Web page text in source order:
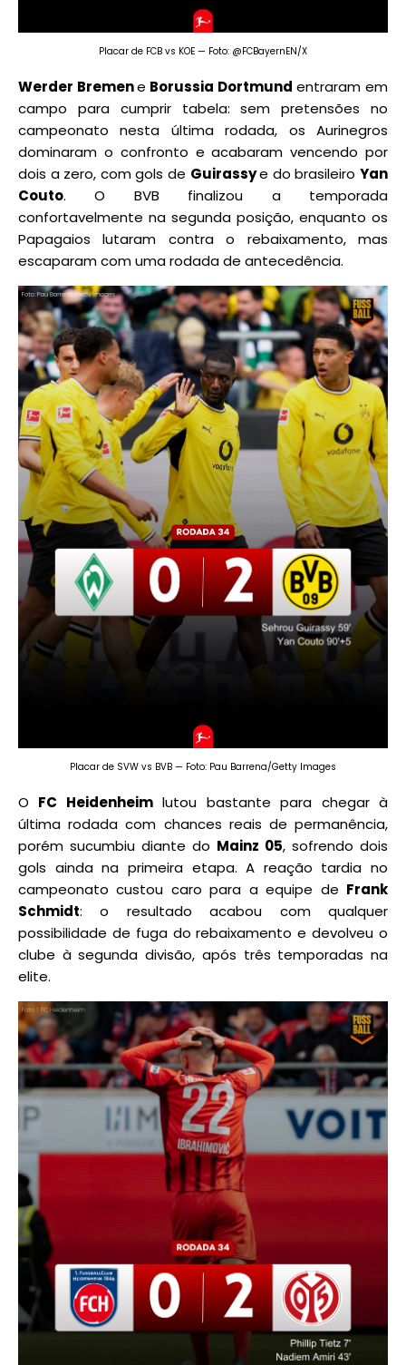
Placar de FCB vs KOE — Foto: @FCBayernEN/X
Werder Bremene Borussia Dortmund entraram em
campo para cumprir tabela: sem pretensões no
campeonato nesta última rodada, os Aurinegros
dominaram o confronto e acabaram vencendo por
dois a zero, com gols de Guirassye do brasileiroYan
Couto. O BVB finalizou a temporada
confortavelmente na segunda posição, enquanto os
Papagaios lutaram contra o rebaixamento, mas
escaparam com uma rodada de antecedência.
Placar de SVW vs BVB — Foto: Pau Barrena/Getty Images
O FC Heidenheimlutou bastante para chegar à
última rodada com chances reais de permanência,
porém sucumbiu diante do Mainz 05, sofrendo dois
gols ainda na primeira etapa. A reação tardia no
campeonato custou caro para a equipe de Frank
Schmidt: o resultado acabou com qualquer
possibilidade de fuga do rebaixamento e devolveu o
clube à segunda divisão, após três temporadas na
elite.